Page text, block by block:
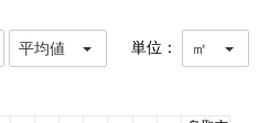
平均値 単位： ㎡